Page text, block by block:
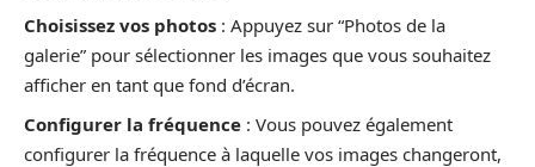
Choisissez vos photos : Appuyez sur “Photos de la
galerie” pour sélectionner les images que vous souhaitez
afficher en tant que fond d’écran.
Configurer la fréquence : Vous pouvez également
configurer la fréquence à laquelle vos images changeront,